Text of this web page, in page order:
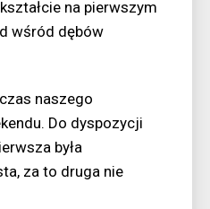
na pierwszym
wśród dębów
naszego
Do dyspozycji
była
za to druga nie